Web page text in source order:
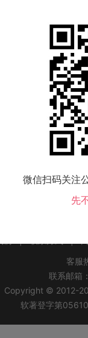
该地区
大庆交友 伊春交友
客服
联系邮箱
Copyright © 2012-
软著登字第
微信扫码关注
先